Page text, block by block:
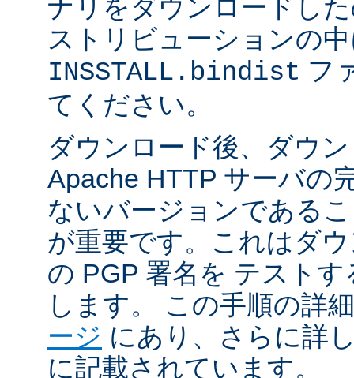
ナリをダウンロードし
ストリビューションの
INSSTALL.bindist フ
てください。
ダウンロード後、ダウ
Apache HTTP サーバの
ないバージョンである
が重要です。これはダ
の PGP 署名を テスト
します。 この手順の詳
ージ にあり、さらに詳
に記載されています。